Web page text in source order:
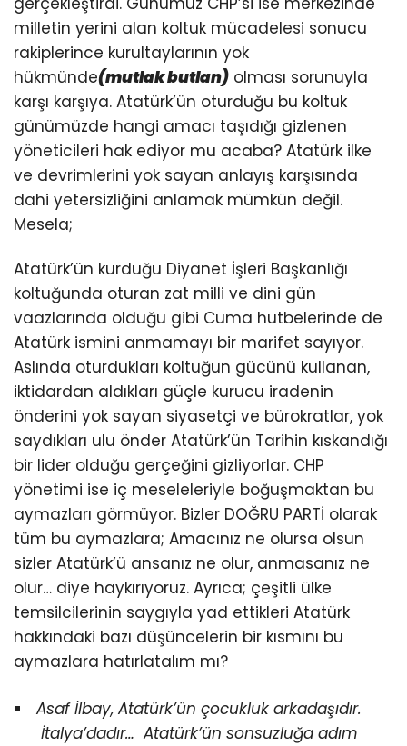
milletin yerini alan koltuk mücadelesi sonucu
rakiplerince kurultaylarının yok
hükmünde(mutlak butlan) olması sorunuyla
karşı karşıya. Atatürk’ün oturduğu bu koltuk
günümüzde hangi amacı taşıdığı gizlenen
yöneticileri hak ediyor mu acaba? Atatürk ilke
ve devrimlerini yok sayan anlayış karşısında
dahi yetersizliğini anlamak mümkün değil.
Mesela;
Atatürk’ün kurduğu Diyanet İşleri Başkanlığı
koltuğunda oturan zat milli ve dini gün
vaazlarında olduğu gibi Cuma hutbelerinde de
Atatürk ismini anmamayı bir marifet sayıyor.
Aslında oturdukları koltuğun gücünü kullanan,
iktidardan aldıkları güçle kurucu iradenin
önderini yok sayan siyasetçi ve bürokratlar, yok
saydıkları ulu önder Atatürk’ün Tarihin kıskandığı
bir lider olduğu gerçeğini gizliyorlar. CHP
yönetimi ise iç meseleleriyle boğuşmaktan bu
aymazları görmüyor. Bizler DOĞRU PARTİ olarak
tüm bu aymazlara; Amacınız ne olursa olsun
sizler Atatürk’ü ansanız ne olur, anmasanız ne
olur… diye haykırıyoruz. Ayrıca; çeşitli ülke
temsilcilerinin saygıyla yad ettikleri Atatürk
hakkındaki bazı düşüncelerin bir kısmını bu
aymazlara hatırlatalım mı?
Asaf İlbay, Atatürk’ün çocukluk arkadaşıdır.
İtalya’dadır… Atatürk’ün sonsuzluğa adım